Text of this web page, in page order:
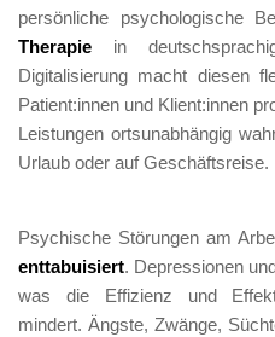
persönliche psychologische
Therapie in
Digitalisierung macht diesen
Patient:innen und Klient:innen
Leistungen ortsunabhängig
Urlaub oder auf Geschäftsreise.
enttabuisiert. Depressionen
was die Effizienz und
mindert. Ängste, Zwänge,